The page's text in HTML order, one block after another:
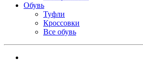
Обувь
Туфли
Кроссовки
Все обувь